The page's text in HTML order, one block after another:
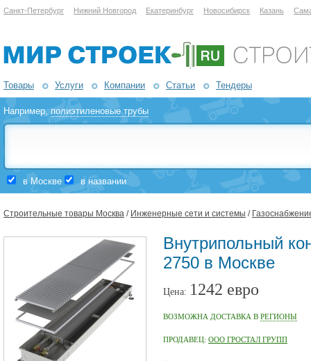
Санкт-Петербург Нижний Новгород Екатеринбург Новосибирск Казань
Товары Услуги Компании Статьи Тендеры
Например,полиэтиленовые трубы
в Москве в названии
Строительные товары Москва / Инженерные сети и системы /
Внутрипольный
2750 в Москве
Цена: 1242 евро
ВОЗМОЖНА ДОСТАВКА В РЕГИОНЫ
ПРОДАВЕЦ: ООО ГРОСТАЛ ГРУПП